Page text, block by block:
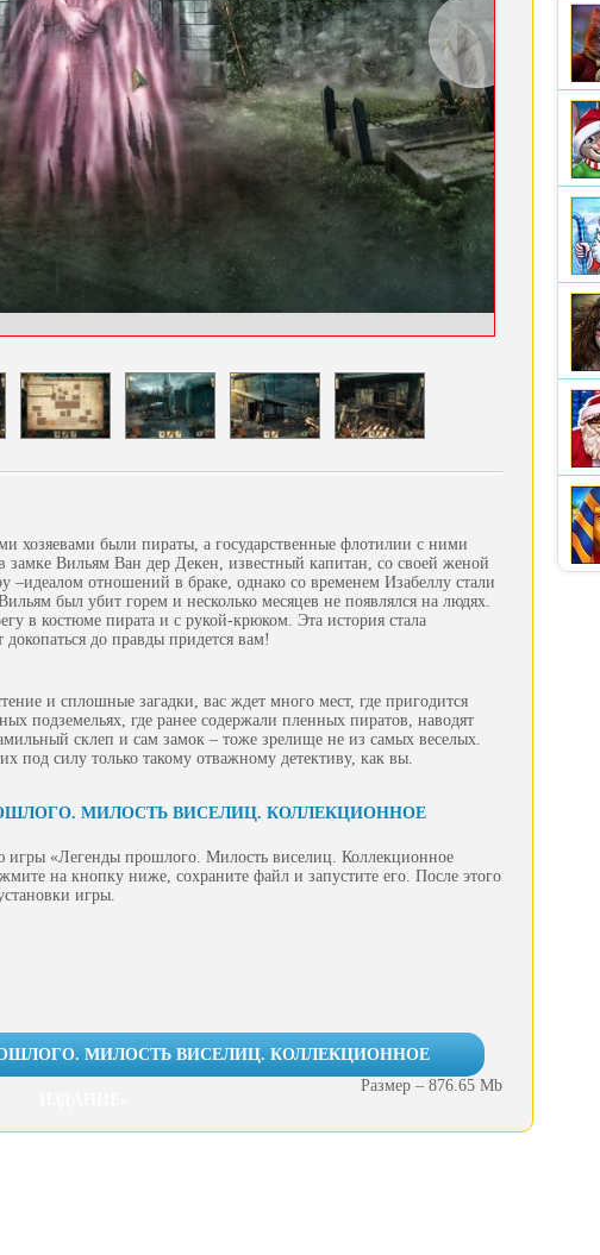
хозяевами были пираты, а государственные флотилии с ними
Вильям Ван дер Декен, известный капитан, со своей женой
–идеалом отношений в браке, однако со временем Изабеллу стали
был убит горем и несколько месяцев не появлялся на людях.
в костюме пирата и с рукой-крюком. Эта история стала
до правды придется вам!
и сплошные загадки, вас ждет много мест, где пригодится
подземельях, где ранее содержали пленных пиратов, наводят
склеп и сам замок – тоже зрелище не из самых веселых.
под силу только такому отважному детективу, как вы.
МИЛОСТЬ ВИСЕЛИЦ. КОЛЛЕКЦИОННОЕ
игры «Легенды прошлого. Милость виселиц. Коллекционное
на кнопку ниже, сохраните файл и запустите его. После этого
игры.
МИЛОСТЬ ВИСЕЛИЦ. КОЛЛЕКЦИОННОЕ
Размер – 876.65 Mb